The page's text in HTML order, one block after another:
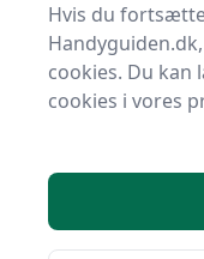
Håndværktøj
Top 7
top-produkter, så
Uanset om du
Hvis du
cookies. Du
cookies i vores